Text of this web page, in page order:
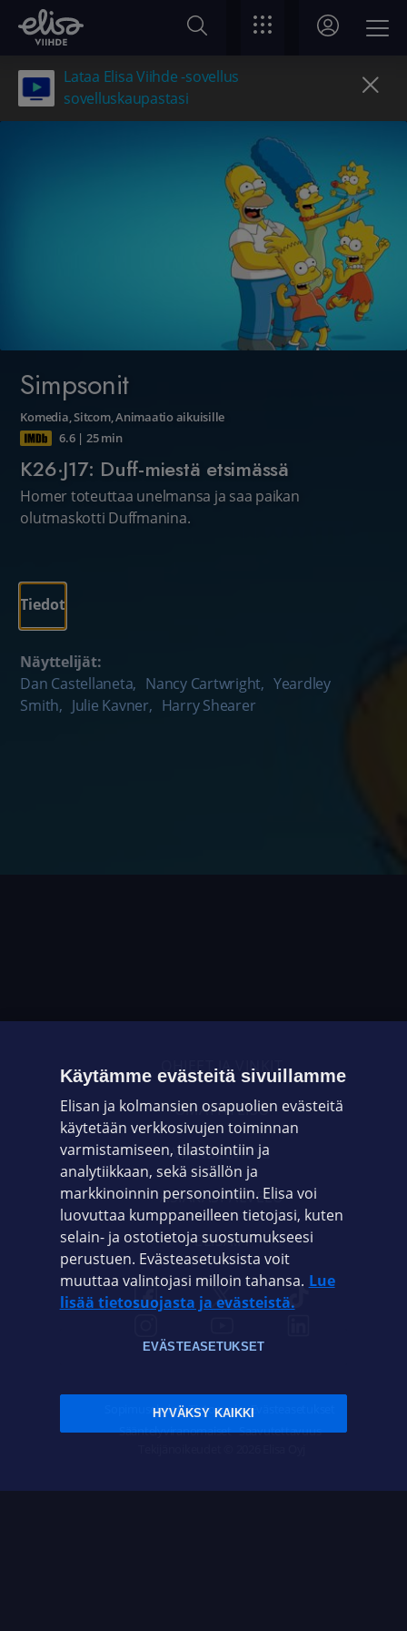
Lataa Elisa Viihde -sovellus
sovelluskaupastasi
Simpsonit
Komedia,Sitcom,Animaatio aikuisille
6.6| 25 min
K26·J17: Duff-miestä etsimässä
Homer toteuttaa unelmansa ja saa paikan
olutmaskotti Duffmanina.
Tiedot
Näyttelijät:
Dan Castellaneta, Nancy Cartwright, Yeardley
Smith, Julie Kavner, Harry Shearer
OHJEET JA VINKIT
OMAYHTEISÖ
VIANSELVITYS
ASIAKASPALVELU
ELISA.FI
Sopimusehdot Tietosuoja Evästeasetukset
Sääntelyviranomaiset Saavutettavuus
Käytämme evästeitä sivuillamme
Elisan ja kolmansien osapuolien evästeitä
käytetään verkkosivujen toiminnan
varmistamiseen, tilastointiin ja
analytiikkaan, sekä sisällön ja
markkinoinnin personointiin. Elisa voi
luovuttaa kumppaneilleen tietojasi, kuten
selain- ja ostotietoja suostumukseesi
perustuen. Evästeasetuksista voit
muuttaa valintojasi milloin tahansa. Lue
lisää tietosuojasta ja evästeistä.
EVÄSTEASETUKSET
HYVÄKSY KAIKKI